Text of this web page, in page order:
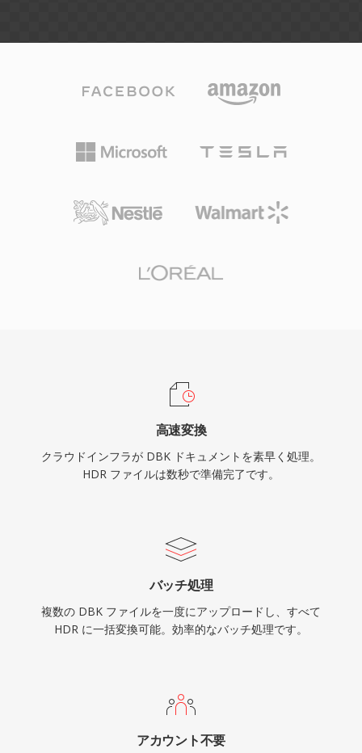
高速変換
クラウドインフラが DBK ドキュメントを素早く処理。
HDR ファイルは数秒で準備完了です。
バッチ処理
複数の DBK ファイルを一度にアップロードし、すべて
HDR に一括変換可能。効率的なバッチ処理です。
アカウント不要